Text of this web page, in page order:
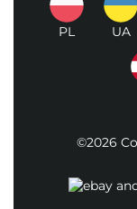
PL UA
©2026